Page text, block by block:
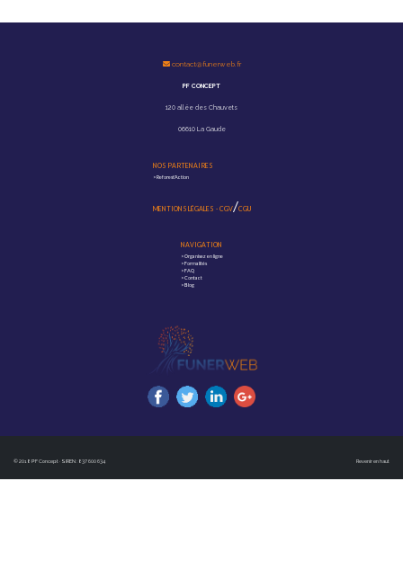
contact@funerweb.fr
PF CONCEPT
120 allée des Chauvets
06610 La Gaude
NOS PARTENAIRES
>Reforest'Action
MENTIONS LÉGALES - CGV/CGU
NAVIGATION
>Organisez en ligne
>Formalités
>FAQ
>Contact
>Blog
Revenir en haut
© 2018 PF Concept · SIREN : 837 600 634